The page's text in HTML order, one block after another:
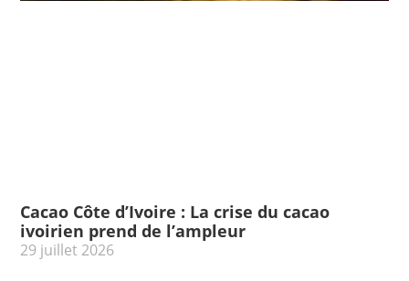
Cacao Côte d’Ivoire : La crise du cacao
ivoirien prend de l’ampleur
29 juillet 2026